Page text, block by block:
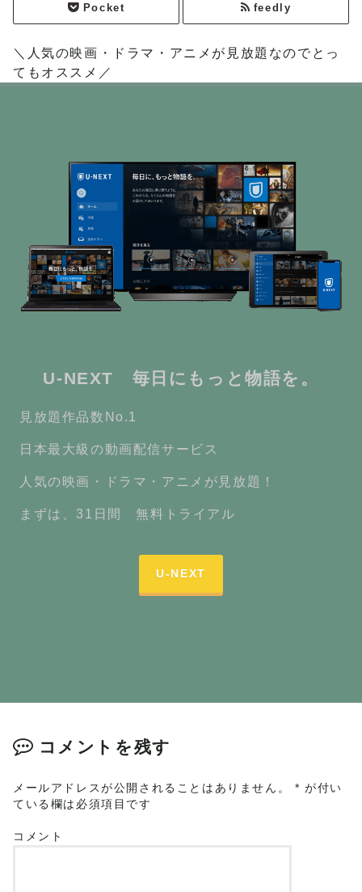
Pocket feedly
＼人気の映画・ドラマ・アニメが見放題なのでとっ
てもオススメ／
U-NEXT 毎日にもっと物語を。
見放題作品数No.1
日本最大級の動画配信サービス
人気の映画・ドラマ・アニメが見放題！
まずは、31日間 無料トライアル
U-NEXT
コメントを残す
メールアドレスが公開されることはありません。 * が付い
ている欄は必須項目です
コメント